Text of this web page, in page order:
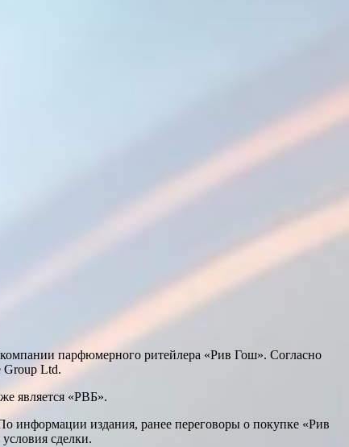
парфюмерного ритейлера «Рив Гош». Согласно
Group Ltd.
является «РВБ».
информации издания, ранее переговоры о покупке «Рив
сделки.